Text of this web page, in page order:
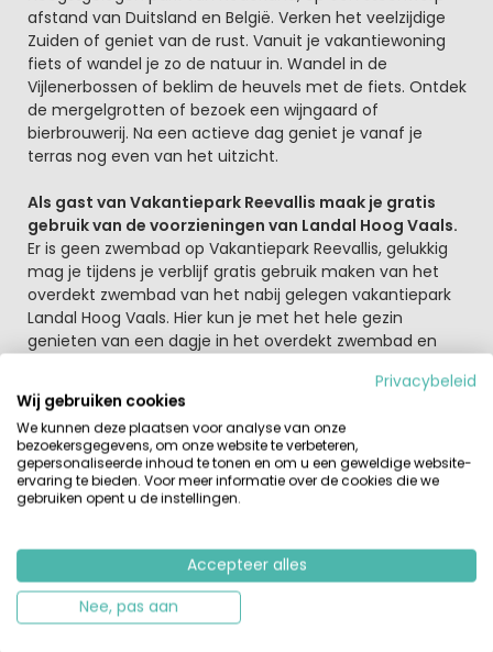
afstand van Duitsland en België. Verken het veelzijdige
Zuiden of geniet van de rust. Vanuit je vakantiewoning
fiets of wandel je zo de natuur in. Wandel in de
Vijlenerbossen of beklim de heuvels met de fiets. Ontdek
de mergelgrotten of bezoek een wijngaard of
bierbrouwerij. Na een actieve dag geniet je vanaf je
terras nog even van het uitzicht.
Als gast van Vakantiepark Reevallis maak je gratis
gebruik van de voorzieningen van Landal Hoog Vaals.
Er is geen zwembad op Vakantiepark Reevallis, gelukkig
mag je tijdens je verblijf gratis gebruik maken van het
overdekt zwembad van het nabij gelegen vakantiepark
Landal Hoog Vaals. Hier kun je met het hele gezin
genieten van een dagje in het overdekt zwembad en
potje tafeltennissen of een voetbaltoernooi organiseren
op het trapveldje. Je kunt ook een balletje slaan op de
golfbaan in de omgeving.
Welkom in bourgondisch Limburg!
Verse broodjes worden bezorgd, zodat je relaxed kunt
en deze staan voor je klaar bij aankomst. Verder ben je in
Limburg dus dat wordt smullen van een stuk Limburgse
vlaai. En wil jij culinair genieten bezoek dan één van de
aantrekkelijke restaurants in de omgeving.
Privacybeleid
Wij gebruiken cookies
We kunnen deze plaatsen voor analyse van onze
bezoekersgegevens, om onze website te verbeteren,
gepersonaliseerde inhoud te tonen en om u een geweldige website-
ervaring te bieden. Voor meer informatie over de cookies die we
gebruiken opent u de instellingen.
Accepteer alles
Nee, pas aan